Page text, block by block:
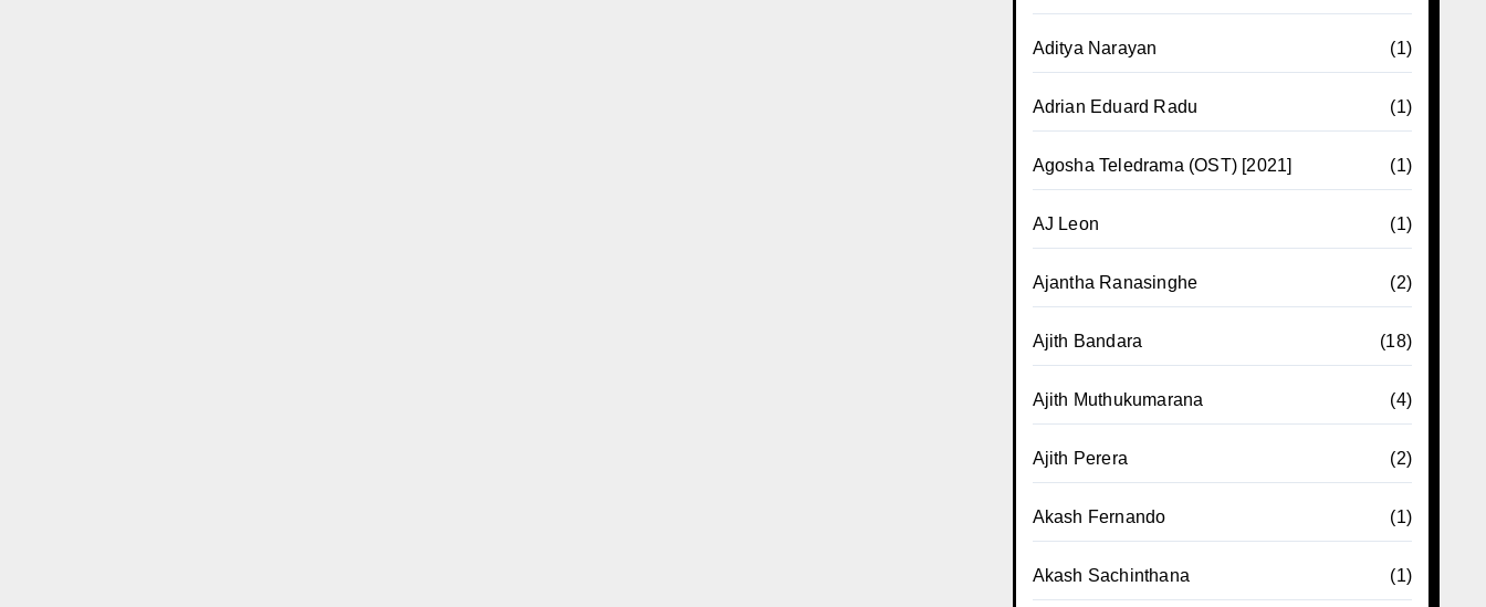
Aditya Narayan (1)
Adrian Eduard Radu (1)
Agosha Teledrama (OST) [2021] (1)
AJ Leon (1)
Ajantha Ranasinghe (2)
Ajith Bandara (18)
Ajith Muthukumarana (4)
Ajith Perera (2)
Akash Fernando (1)
Akash Sachinthana (1)